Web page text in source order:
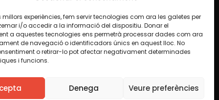
millors experiències, fem servir tecnologies com ara les galetes per
i/o accedir a la informació del dispositiu. Donar el
a aquestes tecnologies ens permetrà processar dades com ara
de navegació o identificadors únics en aquest lloc. No
o retirar-lo pot afectar negativament determinades
i funcions.
Denega Veure preferències
algun material indiquem el contrari. Us animem
inclosa la comercial. Només us demanem que